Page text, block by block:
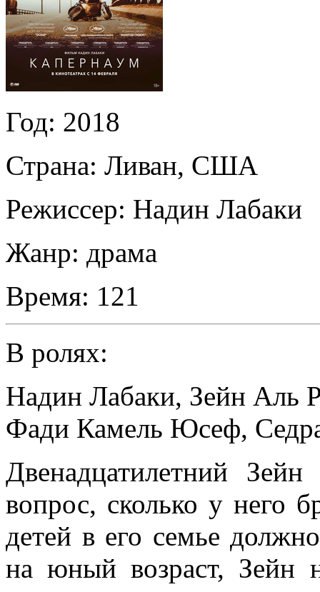
Год: 2018
Страна: Ливан, США
Режиссер: Надин Лабаки
Жанр: драма
Время: 121
В ролях:
Надин Лабаки, Зейн Аль
Фади Камель Юсеф,
Двенадцатилетний
вопрос, сколько у него
детей в его семье
на юный возраст, Зейн